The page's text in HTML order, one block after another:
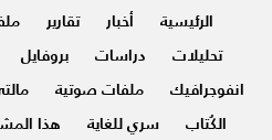
الرئيسية أخبار تقارير
تحليلات
دراسات بروفايل
انفوجرافيك
ملفات صوتية
الكُتاب
سري للغاية هذا